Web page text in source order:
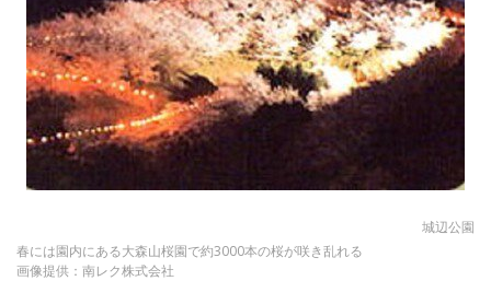
城辺公園
春には園内にある大森山桜園で約3000本の桜が咲き乱れる
画像提供：南レク株式会社